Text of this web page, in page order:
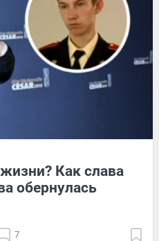
Как слава
обернулась
7